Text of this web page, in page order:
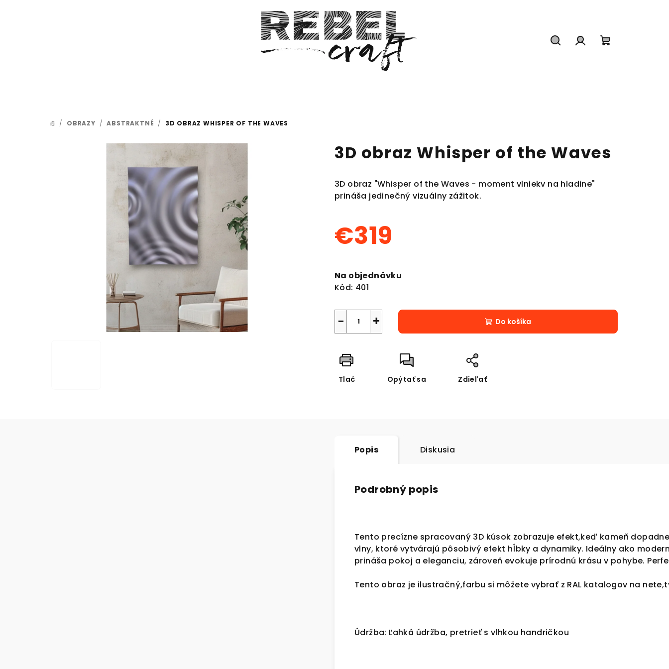
DOMOV
/ OBRAZY / ABSTRAKTNÉ / 3D OBRAZ WHISPER OF THE WAVES
3D obraz Whisper of the Waves
3D obraz "Whisper of the Waves - moment vlniekv na hladine"
prináša jedinečný vizuálny zážitok.
€319
cena:
Na objednávku
Kód: 401
+
− Do košíka
Tlač Opýtať sa Zdieľať
Popis Diskusia
Podrobný popis
Tento precízne spracovaný 3D kúsok zobrazuje efekt,keď kameň
vlny, ktoré vytvárajú pôsobivý efekt hĺbky a dynamiky. Ideálny ako
prináša pokoj a eleganciu, zároveň evokuje prírodnú krásu v pohybe.
Tento obraz je ilustračný,farbu si môžete vybrať z RAL katalogov na
Údržba: Ľahká údržba, pretrieť s vlhkou handričkou